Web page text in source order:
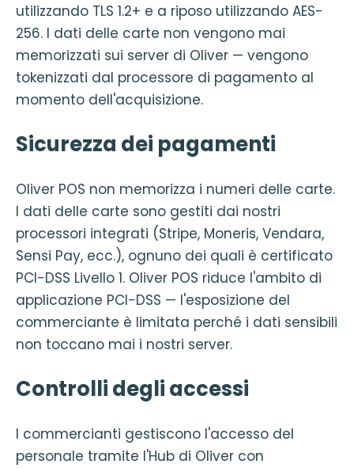
utilizzando TLS 1.2+ e a riposo utilizzando AES-
256. I dati delle carte non vengono mai
memorizzati sui server di Oliver — vengono
tokenizzati dal processore di pagamento al
momento dell'acquisizione.
Sicurezza dei pagamenti
Oliver POS non memorizza i numeri delle carte.
I dati delle carte sono gestiti dai nostri
processori integrati (Stripe, Moneris, Vendara,
Sensi Pay, ecc.), ognuno dei quali è certificato
PCI-DSS Livello 1. Oliver POS riduce l'ambito di
applicazione PCI-DSS — l'esposizione del
commerciante è limitata perché i dati sensibili
non toccano mai i nostri server.
Controlli degli accessi
I commercianti gestiscono l'accesso del
personale tramite l'Hub di Oliver con